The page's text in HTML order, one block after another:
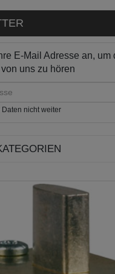
E-Mail Adresse an, um
uns zu hören
nicht weiter